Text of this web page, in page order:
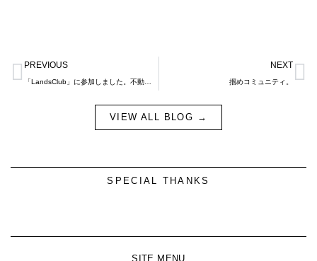
Prev
PREVIOUS NEXT
掴めコミュニティ。
VIEW ALL BLOG →
SPECIAL THANKS
SITE MENU